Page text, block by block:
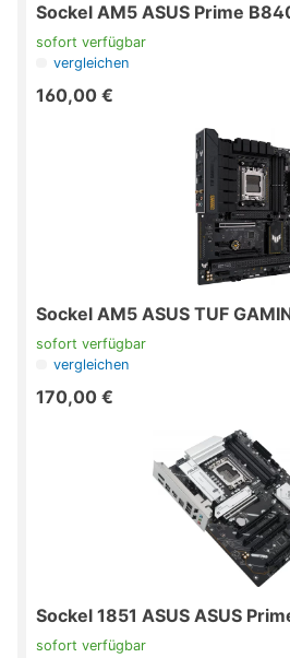
Sockel AM5 ASUS Prime
sofort verfügbar
vergleichen
160,00 €
Sockel AM5 ASUS TUF
sofort verfügbar
vergleichen
170,00 €
Sockel 1851 ASUS ASUS
sofort verfügbar